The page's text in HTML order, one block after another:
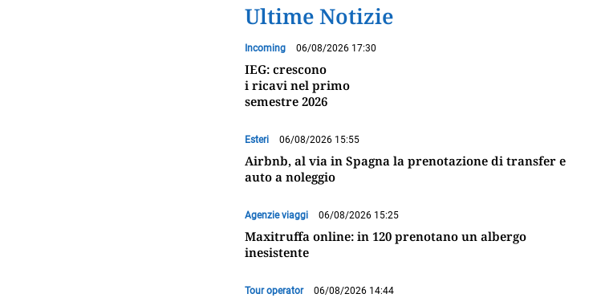
Ultime Notizie
Incoming 06/08/2026 17:30
IEG: crescono
i ricavi nel primo
semestre 2026
Esteri 06/08/2026 15:55
Airbnb, al via in Spagna la prenotazione di transfer e
auto a noleggio
Agenzie viaggi 06/08/2026 15:25
Maxitruffa online: in 120 prenotano un albergo
inesistente
Tour operator 06/08/2026 14:44